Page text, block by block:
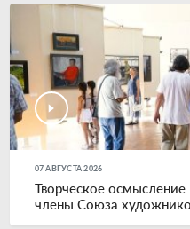
07 АВГУСТА 2026
Творческое
члены Союза